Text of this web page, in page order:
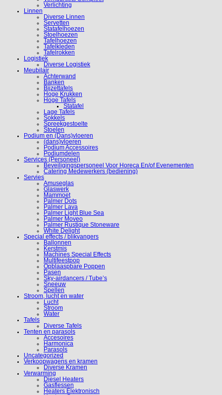
Verlichting
Linnen
Diverse Linnen
Servetten
Statafelhoezen
Stoelhoezen
Tafelhoezen
Tafelkleden
Tafelrokken
Logistiek
Diverse Logistiek
Meubilair
Achterwand
Banken
Bijzettafels
Hoge Krukken
Hoge Tafels
Statafel
Lage Tafels
Sokkels
Spreekgestoelte
Stoelen
Podium en (Dans)vloeren
(dans)vloeren
Podium Accessoires
Podiumdelen
Services (Personeel)
Beveiligingspersoneel Voor Horeca En/of Evenementen
Catering Medewerkers (bediening)
Servies
Amuseglas
Glaswerk
Mammoet
Palmer Dots
Palmer Lava
Palmer Light Blue Sea
Palmer Moveo
Palmer Rustique Stoneware
White Delight
Special effects / blikvangers
Ballonnen
Kerstmis
Machines Special Effects
Multifeestpop
Opblaaspbare Poppen
Pasen
Sky-airdancers / Tube’s
Sneeuw
Spellen
Stroom, lucht en water
Lucht
Stroom
Water
Tafels
Diverse Tafels
Tenten en parasols
Accesoires
Harmonica
Parasols
Uncategorized
Verkoopwagens en kramen
Diverse Kramen
Verwarming
Diesel Heaters
Gasflessen
Heaters Elektronisch